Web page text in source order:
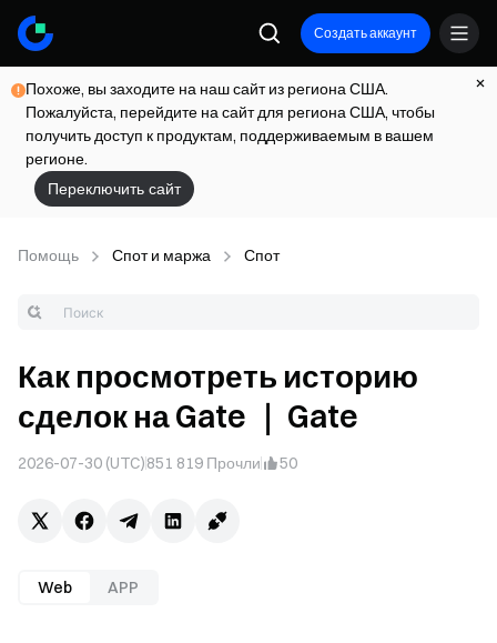
Создать аккаунт
Похоже, вы заходите на наш сайт из региона США.
Пожалуйста, перейдите на сайт для региона США, чтобы
получить доступ к продуктам, поддерживаемым в вашем
регионе.
Переключить сайт
Помощь Спот и маржа Спот
Как просмотреть историю
сделок на Gate ｜ Gate
2026-07-30 (UTC)851 819 Прочли 50
Web APP